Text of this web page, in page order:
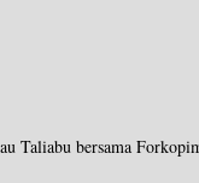
Taliabu bersama